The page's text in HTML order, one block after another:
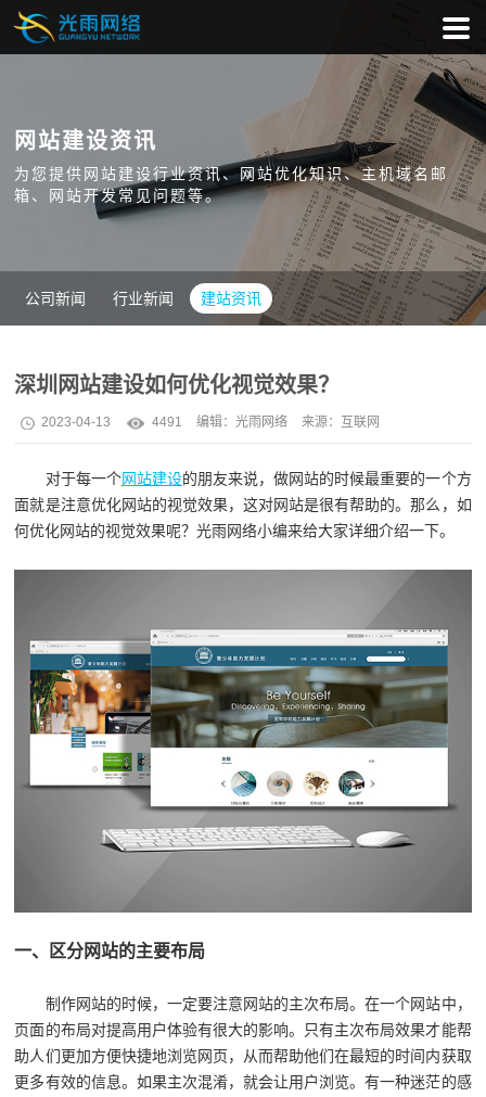
网站建设资讯
为您提供网站建设行业资讯、网站优化知识、主机域名邮
箱、网站开发常见问题等。
公司新闻 行业新闻 建站资讯
深圳网站建设如何优化视觉效果？
2023-04-13 4491 编辑：光雨网络 来源：互联网
对于每一个网站建设的朋友来说，做网站的时候最重要的一个方
面就是注意优化网站的视觉效果，这对网站是很有帮助的。那么，如
何优化网站的视觉效果呢？光雨网络小编来给大家详细介绍一下。
一、区分网站的主要布局
制作网站的时候，一定要注意网站的主次布局。在一个网站中，
页面的布局对提高用户体验有很大的影响。只有主次布局效果才能帮
助人们更加方便快捷地浏览网页，从而帮助他们在最短的时间内获取
更多有效的信息。如果主次混淆，就会让用户浏览。有一种迷茫的感